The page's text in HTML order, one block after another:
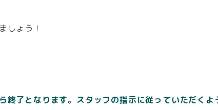
しょう！
了となります。スタッフの指示に従っていただくよ